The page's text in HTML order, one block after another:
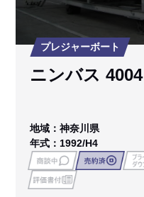
プレジャーボート
ニンバス 4004
地域：神奈川県
年式：1992/H4